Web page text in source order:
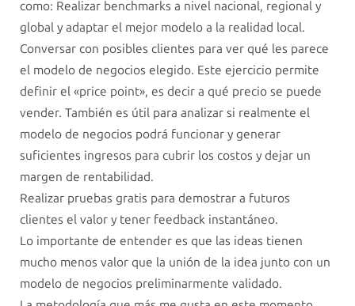
como: Realizar benchmarks a nivel nacional, regional y
global y adaptar el mejor modelo a la realidad local.
Conversar con posibles clientes para ver qué les parece
el modelo de negocios elegido. Este ejercicio permite
definir el «price point», es decir a qué precio se puede
vender. También es útil para analizar si realmente el
modelo de negocios podrá funcionar y generar
suficientes ingresos para cubrir los costos y dejar un
margen de rentabilidad.
Realizar pruebas gratis para demostrar a futuros
clientes el valor y tener feedback instantáneo.
Lo importante de entender es que las ideas tienen
mucho menos valor que la unión de la idea junto con un
modelo de negocios preliminarmente validado.